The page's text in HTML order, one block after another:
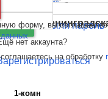
Московская область
и
Войти Забыли пароль
нет аккаунта?
1-комн
на обработку
форму, вы